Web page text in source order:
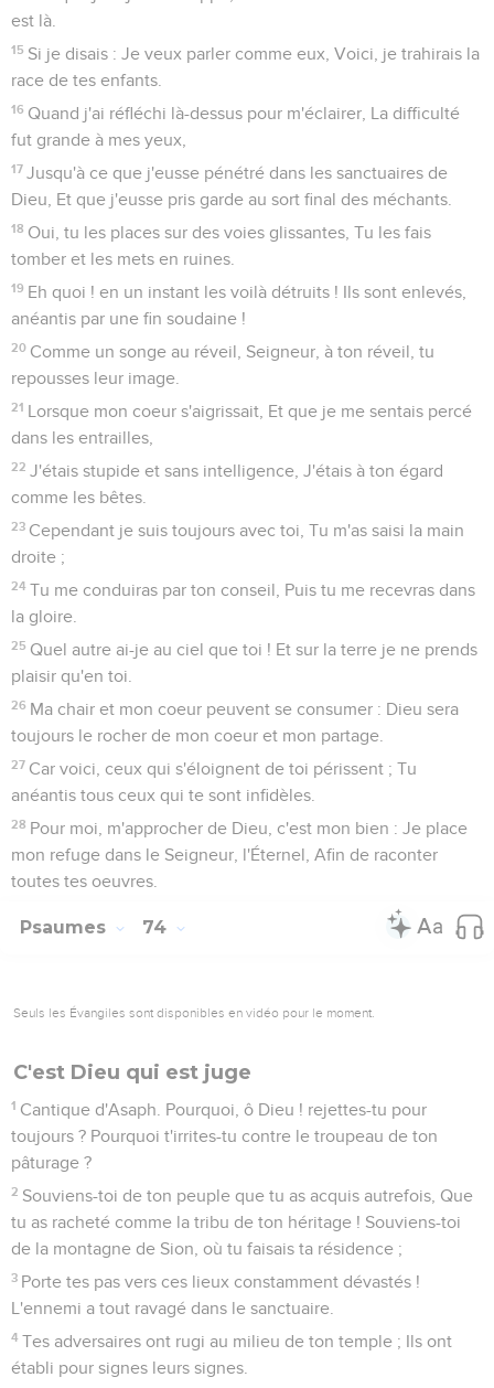
est là.
15 Si je disais : Je veux parler comme eux, Voici, je trahirais la
race de tes enfants.
16 Quand j'ai réfléchi là-dessus pour m'éclairer, La difficulté
fut grande à mes yeux,
17 Jusqu'à ce que j'eusse pénétré dans les sanctuaires de
Dieu, Et que j'eusse pris garde au sort final des méchants.
18 Oui, tu les places sur des voies glissantes, Tu les fais
tomber et les mets en ruines.
19 Eh quoi ! en un instant les voilà détruits ! Ils sont enlevés,
anéantis par une fin soudaine !
20 Comme un songe au réveil, Seigneur, à ton réveil, tu
repousses leur image.
21 Lorsque mon coeur s'aigrissait, Et que je me sentais percé
dans les entrailles,
22 J'étais stupide et sans intelligence, J'étais à ton égard
comme les bêtes.
23 Cependant je suis toujours avec toi, Tu m'as saisi la main
droite ;
24 Tu me conduiras par ton conseil, Puis tu me recevras dans
la gloire.
25 Quel autre ai-je au ciel que toi ! Et sur la terre je ne prends
plaisir qu'en toi.
26 Ma chair et mon coeur peuvent se consumer : Dieu sera
toujours le rocher de mon coeur et mon partage.
27 Car voici, ceux qui s'éloignent de toi périssent ; Tu
anéantis tous ceux qui te sont infidèles.
28 Pour moi, m'approcher de Dieu, c'est mon bien : Je place
mon refuge dans le Seigneur, l'Éternel, Afin de raconter
toutes tes oeuvres.
Psaumes 74
Seuls les Évangiles sont disponibles en vidéo pour le moment.
C'est Dieu qui est juge
1 Cantique d'Asaph. Pourquoi, ô Dieu ! rejettes-tu pour
toujours ? Pourquoi t'irrites-tu contre le troupeau de ton
pâturage ?
2 Souviens-toi de ton peuple que tu as acquis autrefois, Que
tu as racheté comme la tribu de ton héritage ! Souviens-toi
de la montagne de Sion, où tu faisais ta résidence ;
3 Porte tes pas vers ces lieux constamment dévastés !
L'ennemi a tout ravagé dans le sanctuaire.
4 Tes adversaires ont rugi au milieu de ton temple ; Ils ont
établi pour signes leurs signes.